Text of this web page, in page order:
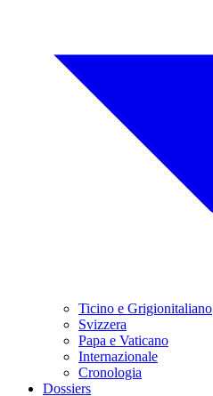
Ticino e Grigionitaliano
Svizzera
Papa e Vaticano
Internazionale
Cronologia
Dossiers